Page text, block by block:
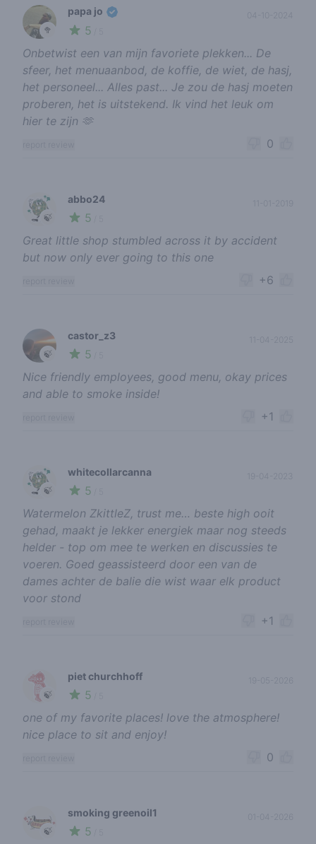
🥦
papa jo
5
Onbetwist een van mijn favoriete plekken... De
sfeer, het menuaanbod, de koffie, de wiet, de hasj,
het personeel... Alles past... Je zou de hasj moeten
proberen, het is uitstekend. Ik vind het leuk om
hier te zijn 🫶
0
🍃
abbo24
5
Great little shop stumbled across it by accident
but now only ever going to this one
+6
🍃
castor_z3
5
Nice friendly employees, good menu, okay prices
and able to smoke inside!
+1
🍃
whitecollarcanna
5
19-04-2023
Watermelon ZkittleZ, trust me… beste high ooit
gehad, maakt je lekker energiek maar nog steeds
helder - top om mee te werken en discussies te
voeren. Goed geassisteerd door een van de
dames achter de balie die wist waar elk product
voor stond
+1
🍃
piet churchhoff
5
one of my favorite places! love the atmosphere!
nice place to sit and enjoy!
0
🍃
smoking greenoil1
5